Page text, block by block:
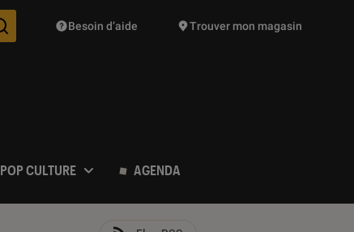
Des suggestions de produits vont vous être proposées
Besoin d’aide Trouver mon magasin
POP CULTURE AGENDA